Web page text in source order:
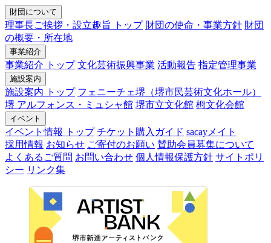
財団について
理事長ご挨拶・設立趣旨 トップ 財団の使命・事業方針 財団
の概要・所在地
事業紹介
事業紹介 トップ 文化芸術振興事業 活動報告 指定管理事業
施設案内
施設案内 トップ フェニーチェ堺（堺市民芸術文化ホール）
堺 アルフォンス・ミュシャ館 堺市立文化館 栂文化会館
イベント
イベント情報 トップ チケット購入ガイド sacayメイト
採用情報 お知らせ ご寄付のお願い 賛助会員募集について
よくあるご質問 お問い合わせ 個人情報保護方針 サイトポリ
シー リンク集